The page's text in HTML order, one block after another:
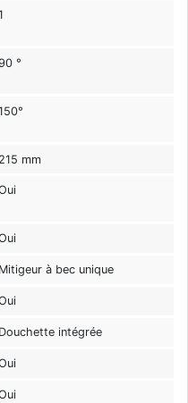
°
215 mm
Mitigeur à bec unique
Douchette intégrée